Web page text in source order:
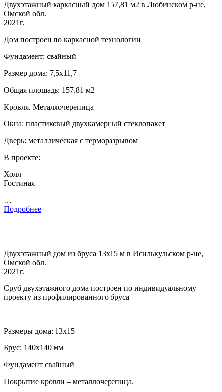
Двухэтажный каркасный дом 157,81 м2 в Любинском р-не,
Омской обл.
2021г.
Дом построен по каркасной технологии
Фундамент: свайный
Размер дома: 7,5х11,7
Общая площадь: 157.81 м2
Кровля. Металлочерепица
Окна: пластиковый двухкамерный стеклопакет
Дверь: металлическая с терморазрывом
В проекте:
Холл
Гостиная
…
Подробнее
Двухэтажный дом из бруса 13х15 м в Исилькульском р-не,
Омской обл.
2021г.
Сруб двухэтажного дома построен по индивидуальному
проекту из профилированного бруса
Размеры дома: 13х15
Брус: 140х140 мм
Фундамент свайный
Покрытие кровли – металлочерепица.